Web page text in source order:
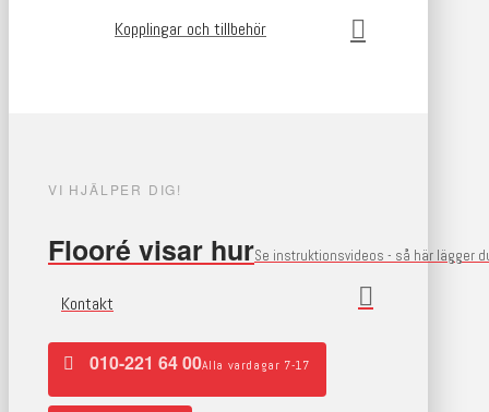
Kopplingar och tillbehör
VI HJÄLPER DIG!
Flooré visar hurSe instruktionsvideos - så här lägger
Kontakt
010-221 64 00Alla vardagar 7-17